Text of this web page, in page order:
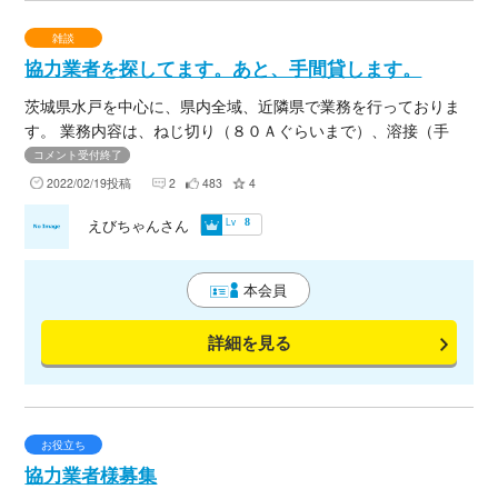
雑談
協力業者を探してます。あと、手間貸します。
茨城県水戸を中心に、県内全域、近隣県で業務を行っておりま
す。 業務内容は、ねじ切り（８０Ａぐらいまで）、溶接（手
棒、ＴＩＧ）、塩ビ、断熱、板金、機械器具設置と撤去、ｅｔ
ｃ、機械に付帯する設備は可能な限りなんでもやります。 単発
（１日～１週間）の依頼が主です。 人工ですが、多能工は、２
００００円～+経費。 雑工は、１３０００円～
+経費。 で、探してます。（人工費は、その都度要相談で） 一
人親方さんや、人を貸して頂ける業者さんいましたら、メール
もらえると助かります。 あと、手間貸しですが、ベースは人工
２００００円+経費で、 あとは要相談でその都度決めたりさせ
て頂いてます。 末永くお付き合いできれば幸いです。
コメント受付終了
2022/02/19投稿 2 483 4
本会員
詳細を見る
えびちゃんさん Lv 8
お役立ち
協力業者様募集